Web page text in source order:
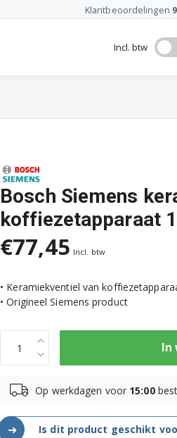
Klantbeoordelingen
Incl. btw
Bosch Siemens
koffiezetapparaat
€77,45 Incl. btw
• Keramiekventiel van
• Origineel Siemens product
In
Op werkdagen voor 15:00
➜ Is dit product geschikt